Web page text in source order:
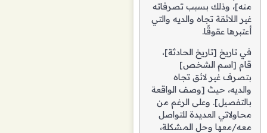
منه]، وذلك بسبب تصرفاته
غير اللائقة تجاه والديه والتي
أعتبرها عقوقًا.
في تاريخ [تاريخ الحادثة]،
قام [اسم الشخص]
بتصرف غير لائق تجاه
والديه، حيث [وصف الواقعة
بالتفصيل]. وعلى الرغم من
محاولاتي العديدة للتواصل
معه/معها وحل المشكلة،